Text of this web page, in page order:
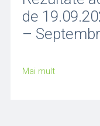
de
–
Mai mult